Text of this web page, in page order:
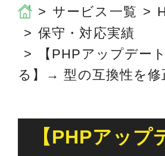
サービス一覧
保守・対応実績
【PHPアップデー
る】→ 型の互換性を修
【PHPアッ